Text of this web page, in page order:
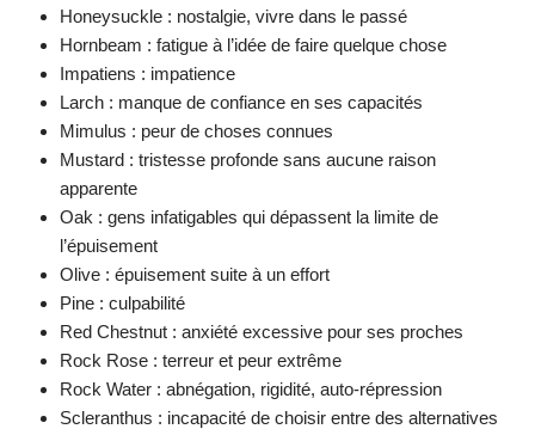
Honeysuckle : nostalgie, vivre dans le passé
Hornbeam : fatigue à l’idée de faire quelque chose
Impatiens : impatience
Larch : manque de confiance en ses capacités
Mimulus : peur de choses connues
Mustard : tristesse profonde sans aucune raison
apparente
Oak : gens infatigables qui dépassent la limite de
l’épuisement
Olive : épuisement suite à un effort
Pine : culpabilité
Red Chestnut : anxiété excessive pour ses proches
Rock Rose : terreur et peur extrême
Rock Water : abnégation, rigidité, auto-répression
Scleranthus : incapacité de choisir entre des alternatives